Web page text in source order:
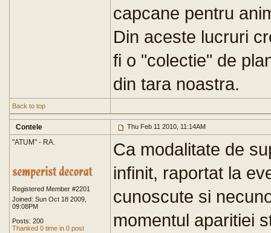
capcane pentru
Din aceste lucruri
fi o "colectie" de
din tara noastra.
Back to top
Contele Thu Feb 11 2010, 11:14AM
"ATUM" - RA.
Registered Member #2201
Joined: Sun Oct 18 2009,
09:08PM
Posts: 200
Thanked 0 time in 0 post
Ca modalitate de
infinit, raportat la
cunoscute si
momentul aparitiei